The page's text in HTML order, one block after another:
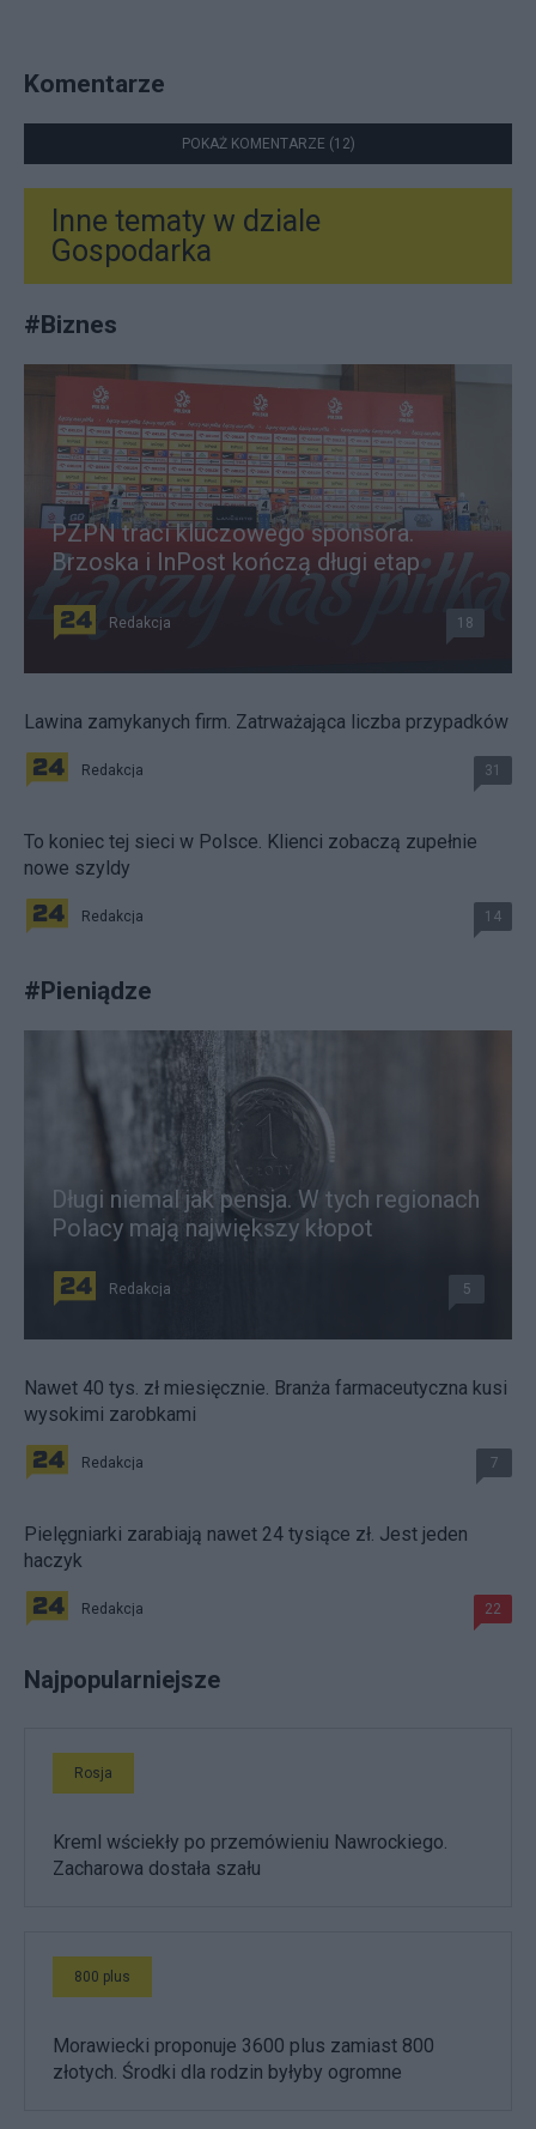
Komentarze
POKAŻ KOMENTARZE (12)
Inne tematy w dziale
Gospodarka
#Biznes
PZPN traci kluczowego sponsora.
Brzoska i InPost kończą długi etap
Redakcja 18
Lawina zamykanych firm. Zatrważająca liczba przypadków
Redakcja 31
To koniec tej sieci w Polsce. Klienci zobaczą zupełnie
nowe szyldy
Redakcja 14
#Pieniądze
Długi niemal jak pensja. W tych regionach
Polacy mają największy kłopot
Redakcja 5
Nawet 40 tys. zł miesięcznie. Branża farmaceutyczna kusi
wysokimi zarobkami
Redakcja 7
Pielęgniarki zarabiają nawet 24 tysiące zł. Jest jeden
haczyk
Redakcja 22
Najpopularniejsze
Rosja
Kreml wściekły po przemówieniu Nawrockiego.
Zacharowa dostała szału
800 plus
Morawiecki proponuje 3600 plus zamiast 800
złotych. Środki dla rodzin byłyby ogromne